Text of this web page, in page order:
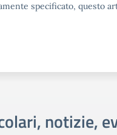
specificato, questo
notizie,